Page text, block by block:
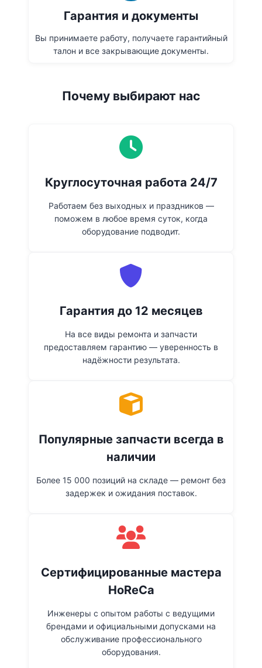
Гарантия и документы
Вы принимаете работу, получаете гарантийный
талон и все закрывающие документы.
Почему выбирают нас
Круглосуточная работа 24/7
Работаем без выходных и праздников —
поможем в любое время суток, когда
оборудование подводит.
Гарантия до 12 месяцев
На все виды ремонта и запчасти
предоставляем гарантию — уверенность в
надёжности результата.
Популярные запчасти всегда в
наличии
Более 15 000 позиций на складе — ремонт без
задержек и ожидания поставок.
Сертифицированные мастера
HoReCa
Инженеры с опытом работы с ведущими
брендами и официальными допусками на
обслуживание профессионального
оборудования.